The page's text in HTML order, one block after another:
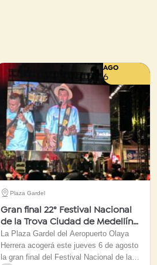
AGO
6
Plaza Gardel
Gran final 22° Festival Nacional
de la Trova Ciudad de Medellín
2026
La Plaza Gardel del Aeropuerto Olaya
Herrera acogerá este jueves 6 de agosto
la gran final del Festival Nacional de la